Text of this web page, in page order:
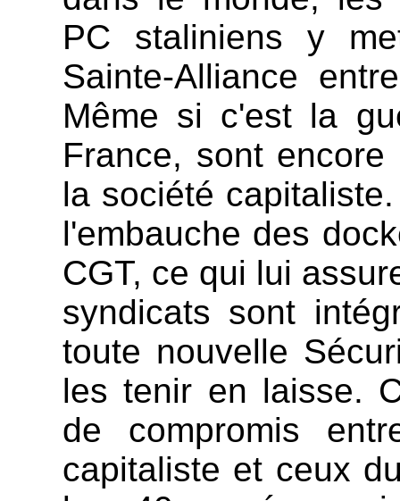
PC staliniens y
Sainte-Alliance
Même si c'est la
France, sont
la société
l'embauche des
CGT, ce qui lui
syndicats sont
toute nouvelle
les tenir en laisse.
de compromis
capitaliste et ceux